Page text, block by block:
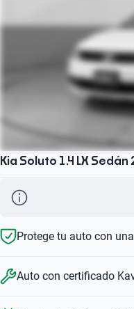
Kia Soluto 1.4 LX Sedán
Protege tu auto con
Auto con certificado